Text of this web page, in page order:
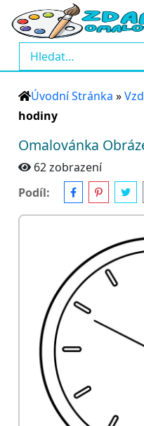
Úvodní Stránka »
hodiny
Omalovánka
62 zobrazení
Podíl: